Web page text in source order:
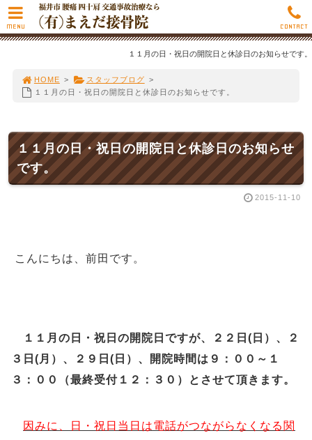
１１月の日・祝日の開院日と休診日のお知らせです。
HOME > スタッフブログ >
１１月の日・祝日の開院日と休診日のお知らせです。
１１月の日・祝日の開院日と休診日のお知らせ
です。
2015-11-10
こんにちは、前田です。
１１月の日・祝日の開院日ですが、２２日(日）、２
３日(月）、２９日(日）、開院時間は９：００～１
３：００（最終受付１２：３０）とさせて頂きます。
因みに、日・祝日当日は電話がつながらなくなる関
MENU CONTACT